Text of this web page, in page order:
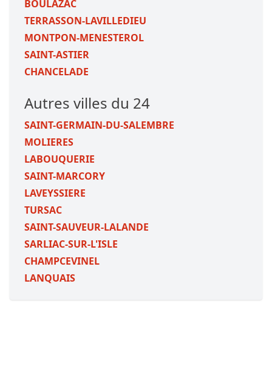
BOULAZAC
TERRASSON-LAVILLEDIEU
MONTPON-MENESTEROL
SAINT-ASTIER
CHANCELADE
Autres villes du 24
SAINT-GERMAIN-DU-SALEMBRE
MOLIERES
LABOUQUERIE
SAINT-MARCORY
LAVEYSSIERE
TURSAC
SAINT-SAUVEUR-LALANDE
SARLIAC-SUR-L'ISLE
CHAMPCEVINEL
LANQUAIS